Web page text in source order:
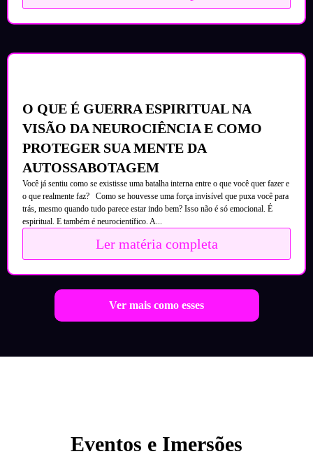
O QUE É GUERRA ESPIRITUAL NA
VISÃO DA NEUROCIÊNCIA E COMO
PROTEGER SUA MENTE DA
AUTOSSABOTAGEM
Você já sentiu como se existisse uma batalha interna entre o que você quer fazer e
o que realmente faz? Como se houvesse uma força invisível que puxa você para
trás, mesmo quando tudo parece estar indo bem? Isso não é só emocional. É
espiritual. E também é neurocientífico. A...
Ler matéria completa
Ver mais como esses
Eventos e Imersões